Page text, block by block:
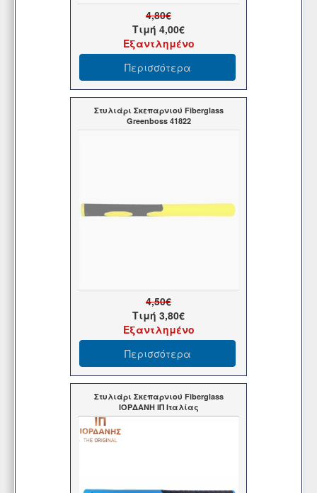
4,80€
Τιμή 4,00€
Εξαντλημένο
Περισσότερα
Στυλιάρι Σκεπαρνιού Fiberglass
Greenboss 41822
4,50€
Τιμή 3,80€
Εξαντλημένο
Περισσότερα
Στυλιάρι Σκεπαρνιού Fiberglass
ΙΟΡΔΑΝΗ ΙΠ Ιταλίας